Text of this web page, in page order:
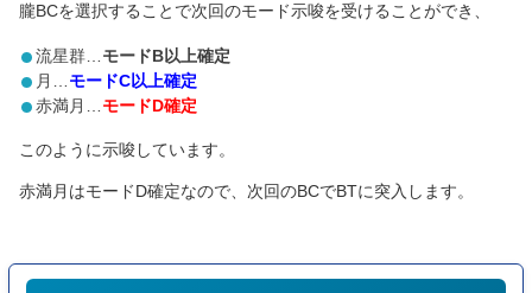
朧BCを選択することで次回のモード示唆を受けることができ、
流星群… モードB以上確定
月… モードC以上確定
赤満月… モードD確定
このように示唆しています。
赤満月はモードD確定なので、次回のBCでBTに突入します。